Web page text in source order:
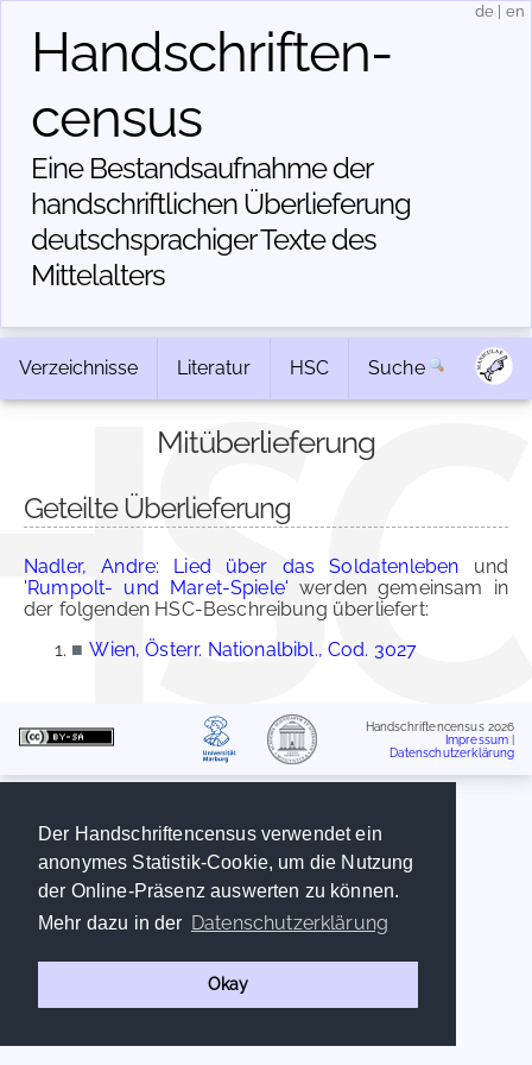
Der Handschriftencensus verwendet ein
anonymes Statistik-Cookie, um die Nutzung
der Online-Präsenz auswerten zu können.
Mehr dazu in der Datenschutzerklärung
Okay
Handschriften­
census
Eine Bestandsaufnahme der
handschriftlichen Über­lieferung
deutschsprachiger Texte des
Mittelalters
de en
Verzeichnisse Literatur HSC Suche
Mitüberlieferung
Geteilte Überlieferung
Nadler, Andre: Lied über das Soldatenleben und
'Rumpolt- und Maret-Spiele' werden gemeinsam in
der folgenden HSC-Beschreibung überliefert:
■ Wien, Österr. Nationalbibl., Cod. 3027
Handschriftencensus 2026
Impressum
Datenschutzerklärung